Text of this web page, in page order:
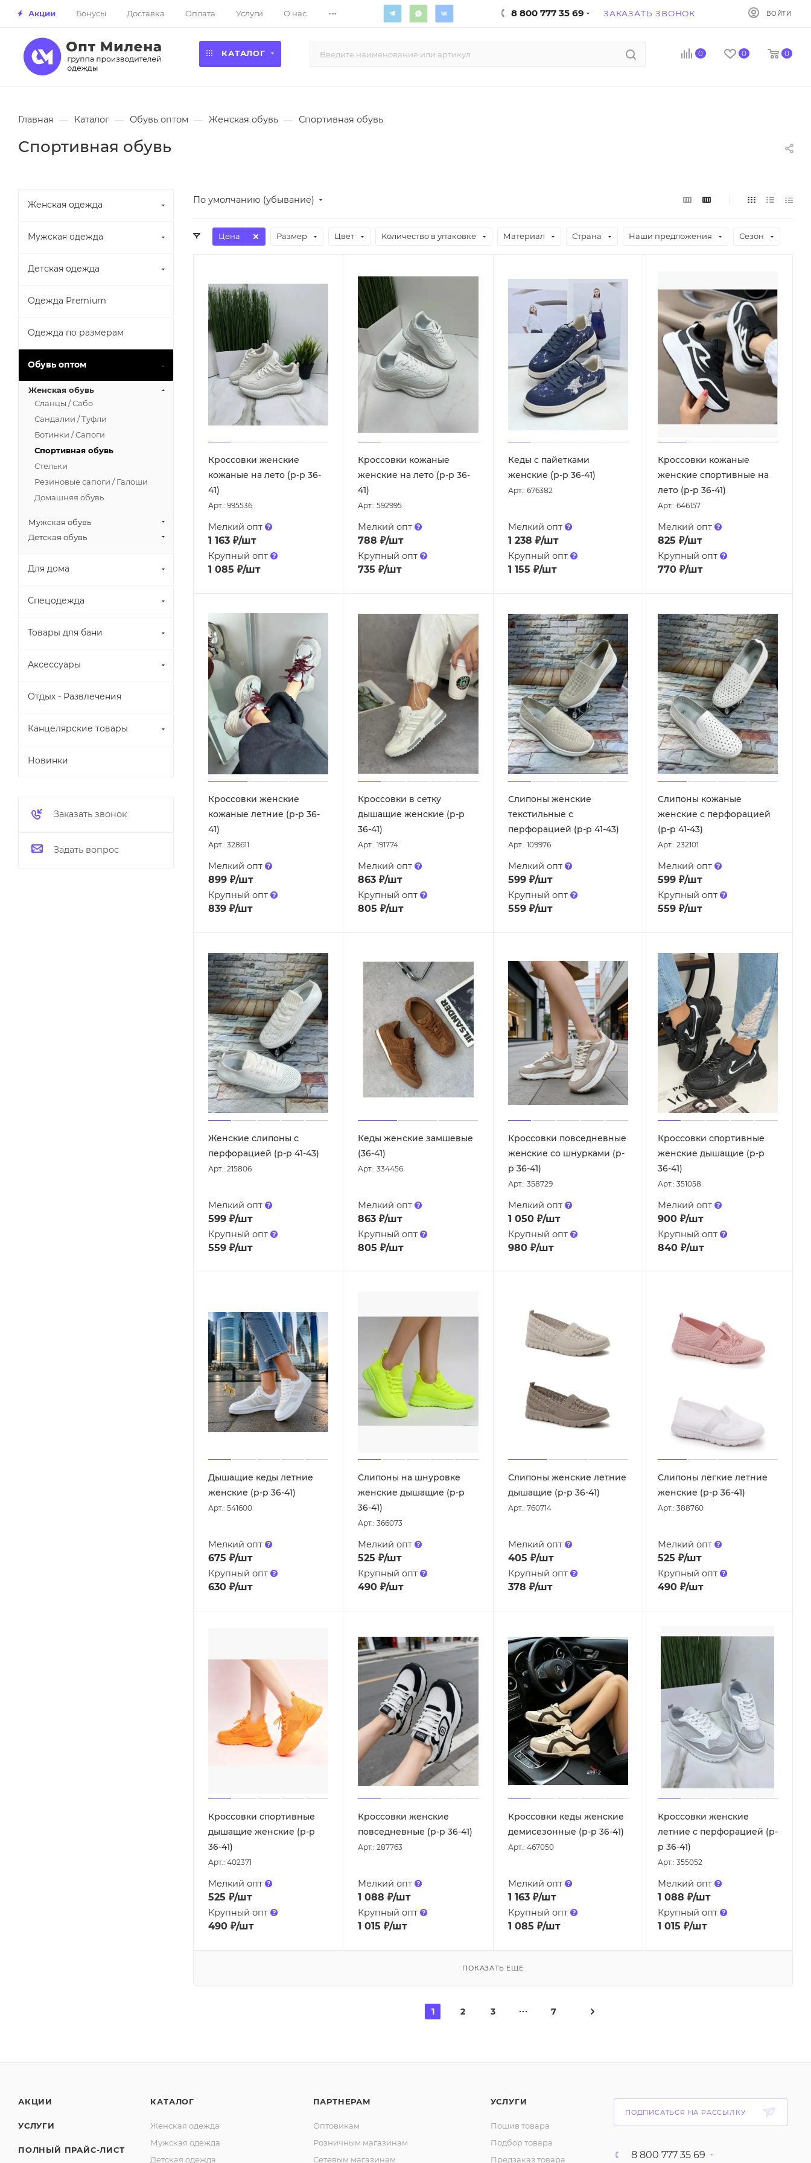
Акции Бонусы Доставка Оплата Услуги О нас ... 8 800 777 35 69 ЗАКАЗАТЬ ЗВОНОК ВОЙТИ
КАТАЛОГ 0 0 0
Главная — Каталог — Обувь оптом — Женская обувь — Спортивная обувь
Спортивная обувь
По умолчанию (убывание)
Цена Размер Цвет Количество в упаковке Материал Страна Наши предложения Сезон
Кроссовки женские
кожаные на лето (р-р 36-
41)
Арт.: 995536
Мелкий опт
1 163 ₽/шт
Крупный опт
1 085 ₽/шт
Кроссовки кожаные
женские на лето (р-р 36-
41)
Арт.: 592995
Мелкий опт
788 ₽/шт
Крупный опт
735 ₽/шт
Кеды с пайетками
женские (р-р 36-41)
Арт.: 676382
Мелкий опт
1 238 ₽/шт
Крупный опт
1 155 ₽/шт
Кроссовки кожаные
женские спортивные на
лето (р-р 36-41)
Арт.: 646157
Мелкий опт
825 ₽/шт
Крупный опт
770₽/шт
Кроссовки женские
кожаные летние (р-р 36-
41)
Арт.: 328611
Мелкий опт
899 ₽/шт
Крупный опт
839 ₽/шт
Кроссовки в сетку
дышащие женские (р-р
36-41)
Арт.: 191774
Мелкий опт
863 ₽/шт
Крупный опт
805 ₽/шт
Слипоны женские
текстильные с
перфорацией (р-р 41-43)
Арт.: 109976
Мелкий опт
599₽/шт
Крупный опт
559₽/шт
Слипоны кожаные
женские с перфорацией
(р-р 41-43)
Арт.: 232101
Мелкий опт
599₽/шт
Крупный опт
559₽/шт
Женские слипоны с
перфорацией (р-р 41-43)
Арт.: 215806
Мелкий опт
599 ₽/шт
Крупный опт
559 ₽/шт
Кеды женские замшевые
(36-41)
Арт.: 334456
Мелкий опт
863 ₽/шт
Крупный опт
805 ₽/шт
Кроссовки повседневные
женские со шнурками (р-
р 36-41)
Арт.: 358729
Мелкий опт
1 050₽/шт
Крупный опт
980₽/шт
Кроссовки спортивные
женские дышащие (р-р
36-41)
Арт.: 351058
Мелкий опт
900₽/шт
Крупный опт
840₽/шт
Дышащие кеды летние
женские (р-р 36-41)
Арт.: 541600
Мелкий опт
675 ₽/шт
Крупный опт
630 ₽/шт
Слипоны на шнуровке
женские дышащие (р-р
36-41)
Арт.: 366073
Мелкий опт
525 ₽/шт
Крупный опт
490 ₽/шт
Слипоны женские летние
дышащие (р-р 36-41)
Арт.: 760714
Мелкий опт
405 ₽/шт
Крупный опт
378 ₽/шт
Слипоны лёгкие летние
женские (р-р 36-41)
Арт.: 388760
Мелкий опт
525 ₽/шт
Крупный опт
490₽/шт
Кроссовки спортивные
дышащие женские (р-р
36-41)
Арт.: 402371
Мелкий опт
525 ₽/шт
Крупный опт
490 ₽/шт
Кроссовки женские
повседневные (р-р 36-41)
Арт.: 287763
Мелкий опт
1 088 ₽/шт
Крупный опт
1 015 ₽/шт
Кроссовки кеды женские
демисезонные (р-р 36-41)
Арт.: 467050
Мелкий опт
1 163₽/шт
Крупный опт
1 085 ₽/шт
Кроссовки женские
летние с перфорацией (р-
р 36-41)
Арт.: 355052
Мелкий опт
1 088 ₽/шт
Крупный опт
1 015 ₽/шт
ПОКАЗАТЬ ЕЩЕ
1 2 3 7
Женская одежда
Мужская одежда
Детская одежда
Одежда Premium
Одежда по размерам
Обувь оптом
Женская обувь
Сланцы / Сабо
Сандалии / Туфли
Ботинки / Сапоги
Спортивная обувь
Стельки
Резиновые сапоги / Галоши
Домашняя обувь
Мужская обувь
Детская обувь
Для дома
Спецодежда
Товары для бани
Аксессуары
Отдых - Развлечения
Канцелярские товары
Новинки
Заказать звонок
Задать вопрос
АКЦИИ
УСЛУГИ
ПОЛНЫЙ ПРАЙС-ЛИСТ
КАТАЛОГ
Женская одежда
Мужская одежда
Детская одежда
ПАРТНЕРАМ
Оптовикам
Розничным магазинам
Сетевым магазинам
УСЛУГИ
Пошив товара
Подбор товара
Предзаказ товара
ПОДПИСАТЬСЯ НА РАССЫЛКУ
8 800 777 35 69